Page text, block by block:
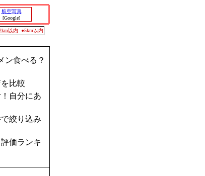
航空写真
[Google]
以内 ●5km以内
ン食べる？
比較
自分にあ
絞り込み
価ランキ